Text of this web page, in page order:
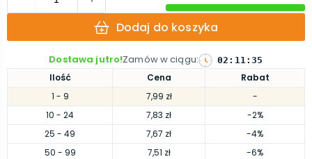
Ilość Cena
Rabat
1 - 9 7,99 zł
-
10 - 24 7,83 zł
-2%
25 - 49 7,67 zł
-4%
50 - 99 7,51 zł
-6%
Dodaj do koszyka
Dostawa jutro!Zamów w ciągu: 02 : 11:34